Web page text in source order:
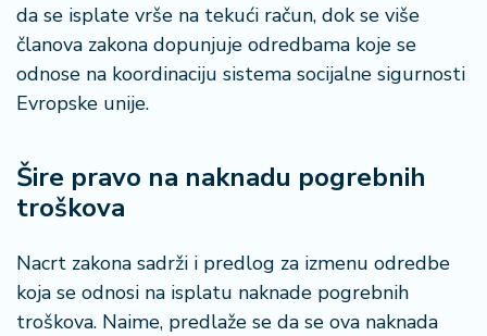
da se isplate vrše na tekući račun, dok se više
članova zakona dopunjuje odredbama koje se
odnose na koordinaciju sistema socijalne sigurnosti
Evropske unije.
Šire pravo na naknadu pogrebnih
troškova
Nacrt zakona sadrži i predlog za izmenu odredbe
koja se odnosi na isplatu naknade pogrebnih
troškova. Naime, predlaže se da se ova naknada